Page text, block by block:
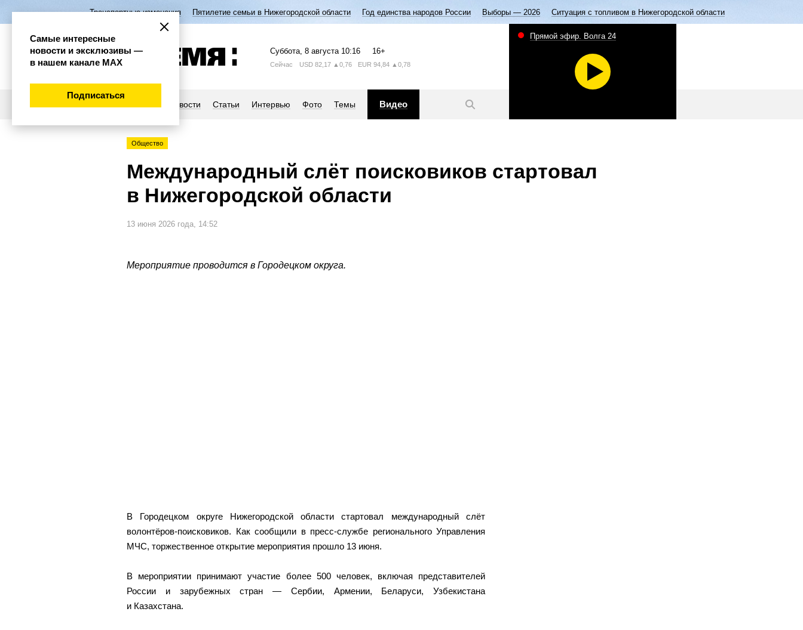
Транспортные изменения Пятилетие семьи в Нижегородской области Год единства народов России Выборы — 2026 Ситуация с топливом в Нижегородской области
Суббота, 8 августа 10:16 16+
Сейчас USD 82,17 ▲0,76 EUR 94,84 ▲0,78
Новости Статьи Интервью Фото Темы Видео
Прямой эфир. Волга 24
Общество
Международный слёт поисковиков стартовал
в Нижегородской области
13 июня 2026 года, 14:52
Мероприятие проводится в Городецком округа.
В Городецком округе Нижегородской области стартовал международный слёт
волонтёров-поисковиков. Как сообщили в пресс-службе регионального Управления
МЧС, торжественное открытие мероприятия прошло 13 июня.
В мероприятии принимают участие более 500 человек, включая представителей
России и зарубежных стран — Сербии, Армении, Беларуси, Узбекистана
и Казахстана.
Самые интересные
новости и эксклюзивы —
в нашем канале МАХ
Подписаться